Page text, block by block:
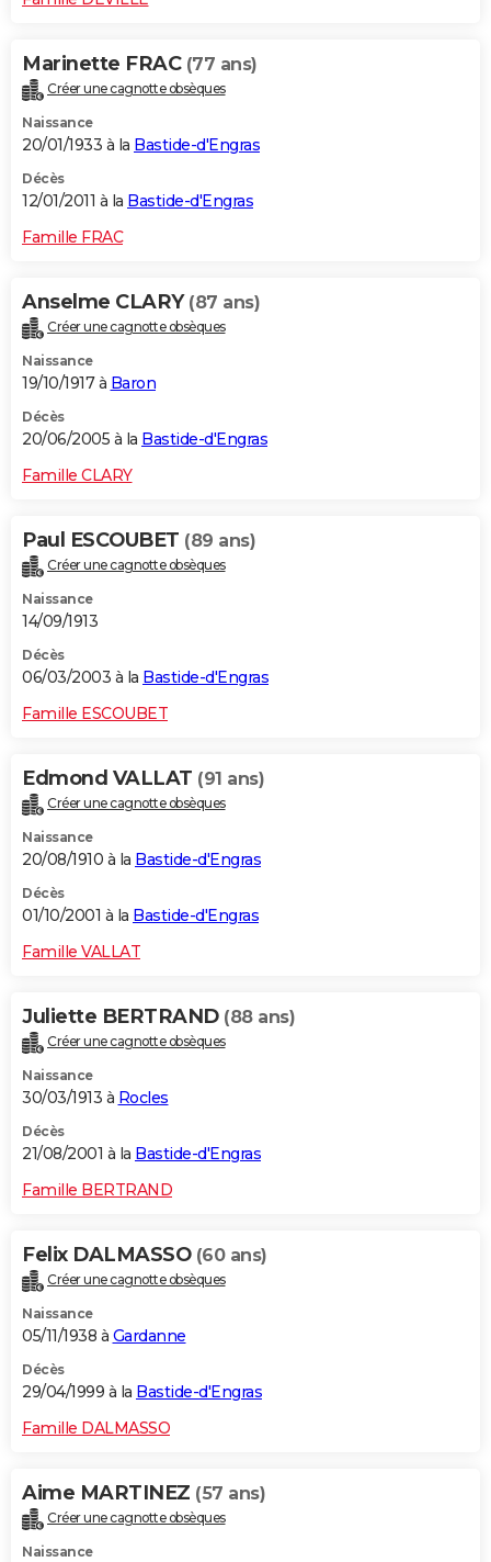
Marinette FRAC (77 ans)
Créer une cagnotte obsèques
Naissance
20/01/1933 à la Bastide-d'Engras
Décès
12/01/2011 à la Bastide-d'Engras
Famille FRAC
Anselme CLARY (87 ans)
Créer une cagnotte obsèques
Naissance
19/10/1917 à Baron
Décès
20/06/2005 à la Bastide-d'Engras
Famille CLARY
Paul ESCOUBET (89 ans)
Créer une cagnotte obsèques
Naissance
14/09/1913
Décès
06/03/2003 à la Bastide-d'Engras
Famille ESCOUBET
Edmond VALLAT (91 ans)
Créer une cagnotte obsèques
Naissance
20/08/1910 à la Bastide-d'Engras
Décès
01/10/2001 à la Bastide-d'Engras
Famille VALLAT
Juliette BERTRAND (88 ans)
Créer une cagnotte obsèques
Naissance
30/03/1913 à Rocles
Décès
21/08/2001 à la Bastide-d'Engras
Famille BERTRAND
Felix DALMASSO (60 ans)
Créer une cagnotte obsèques
Naissance
05/11/1938 à Gardanne
Décès
29/04/1999 à la Bastide-d'Engras
Famille DALMASSO
Aime MARTINEZ (57 ans)
Créer une cagnotte obsèques
Naissance